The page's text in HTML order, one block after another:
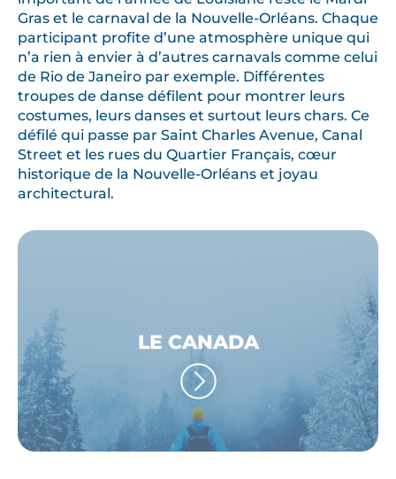
Gras et le carnaval de la Nouvelle-Orléans. Chaque
participant profite d’une atmosphère unique qui
n’a rien à envier à d’autres carnavals comme celui
de Rio de Janeiro par exemple. Différentes
troupes de danse défilent pour montrer leurs
costumes, leurs danses et surtout leurs chars. Ce
défilé qui passe par Saint Charles Avenue, Canal
Street et les rues du Quartier Français, cœur
historique de la Nouvelle-Orléans et joyau
architectural.
LE CANADA